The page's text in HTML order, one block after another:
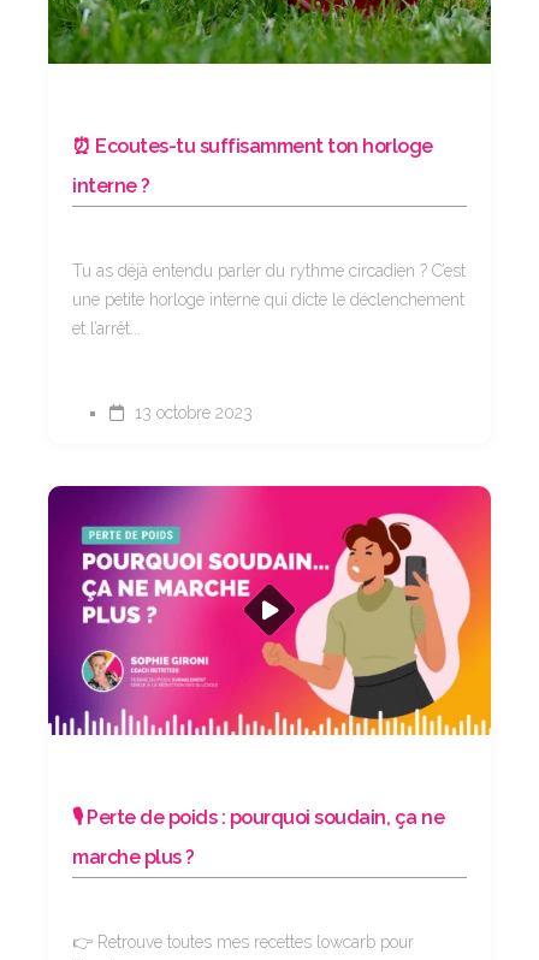
⏰ Ecoutes-tu suffisamment ton horloge
interne ?
Tu as déjà entendu parler du rythme circadien ? C’est
une petite horloge interne qui dicte le déclenchement
et l’arrêt...
13 octobre 2023
🎙️ Perte de poids : pourquoi soudain, ça ne
marche plus ?
👉 Retrouve toutes mes recettes lowcarb pour